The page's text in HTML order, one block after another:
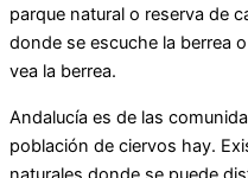
parque natural o reserva de
donde se escuche la berrea
vea la berrea.
Andalucía es de las
población de ciervos hay.